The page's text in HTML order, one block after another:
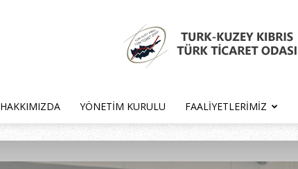
HAKKIMIZDA YÖNETIM KURULU FAALIYETLERIMIZ